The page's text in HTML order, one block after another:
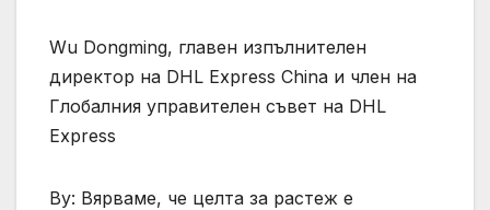
Wu Dongming, главен изпълнителен
директор на DHL Express China и член на
Глобалния управителен съвет на DHL
Express
Ву: Вярваме, че целта за растеж е